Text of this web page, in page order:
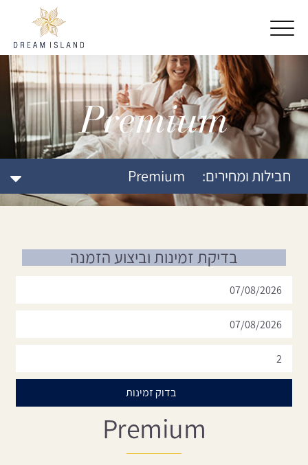
Premium
בדיקת זמינות וביצוע הזמנה
חבילות ומחירים: Premium
Premium